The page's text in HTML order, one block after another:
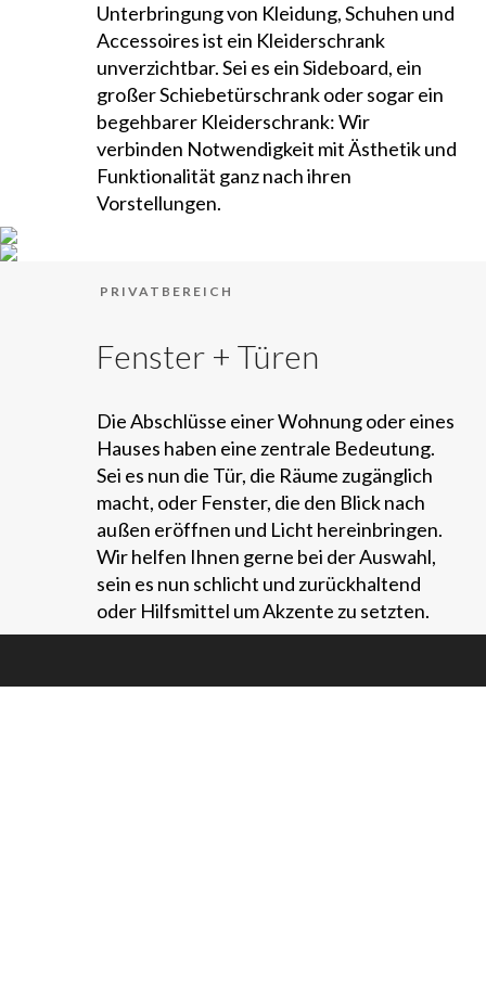
Unterbringung von Kleidung, Schuhen und
Accessoires ist ein Kleiderschrank
unverzichtbar. Sei es ein Sideboard, ein
großer Schiebetürschrank oder sogar ein
begehbarer Kleiderschrank: Wir
verbinden Notwendigkeit mit Ästhetik und
Funktionalität ganz nach ihren
Vorstellungen.
PRIVATBEREICH
Fenster + Türen
Die Abschlüsse einer Wohnung oder eines
Hauses haben eine zentrale Bedeutung.
Sei es nun die Tür, die Räume zugänglich
macht, oder Fenster, die den Blick nach
außen eröffnen und Licht hereinbringen.
Wir helfen Ihnen gerne bei der Auswahl,
sein es nun schlicht und zurückhaltend
oder Hilfsmittel um Akzente zu setzten.
DEUTSCHLAND